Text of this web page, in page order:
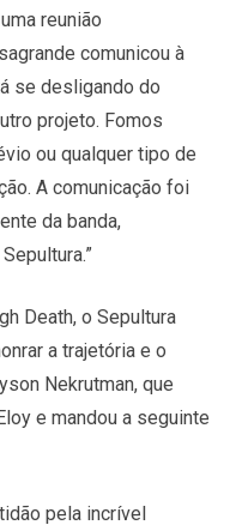
reunião
comunicou à
se desligando do
projeto. Fomos
ou qualquer tipo de
A comunicação foi
da banda,
Death, o Sepultura
a trajetória e o
Nekrutman, que
e mandou a seguinte
pela incrível